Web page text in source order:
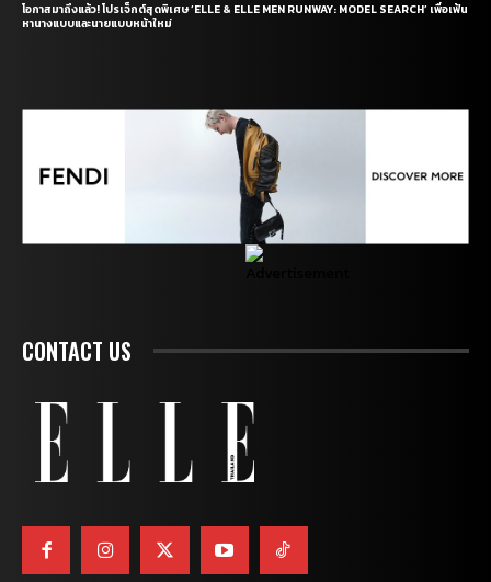
โอกาสมาถึงแล้ว! โปรเจ็กต์สุดพิเศษ ‘ELLE & ELLE MEN RUNWAY: MODEL SEARCH’ เพื่อเฟ้น
หานางแบบและนายแบบหน้าใหม่
CONTACT US